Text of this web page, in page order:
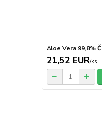
Aloe Vera 99,8%
21,52 EUR/ks